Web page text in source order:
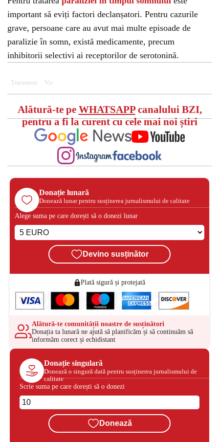
important să eviți factori declanșatori. Pentru cazurile
grave, persoane care au avut mai multe episoade de
paralizie în somn, există medicamente, precum
inhibitorii selectivi ai receptorilor de serotonină.
Tratament Vis
Alătură-te pe WHATSAPPcanalului BZI,
pentru a fi la curent cu cele mai noi știri
Donație lunară
Donează lunar pentru susținerea jurnalismului de calitate
Alege suma pe care dorești să o donezi lunar
Devino susținător
Plată sigură și protejată
Alătură-te comunității noastre de susținători
Donația ta lunară ne ajută să planificăm și să continuăm să
informăm corect și echidistant
Donație singulară
Donează o singură dată pentru susținerea jurnalismului de
calitate
Scrie suma pe care dorești să o donezi
Donează